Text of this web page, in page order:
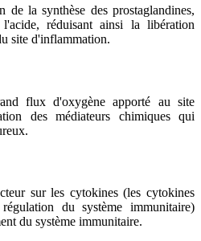
la synthèse des prostaglandines,
réduisant ainsi la libération
site d'inflammation.
flux d'oxygène apporté au site
des médiateurs chimiques qui
sur les cytokines (les cytokines
du système immunitaire)
du système immunitaire.